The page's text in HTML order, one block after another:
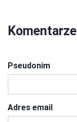
Komentarze
Pseudonim
Adres email